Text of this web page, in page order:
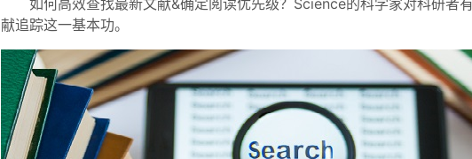
献追踪这一基本功。